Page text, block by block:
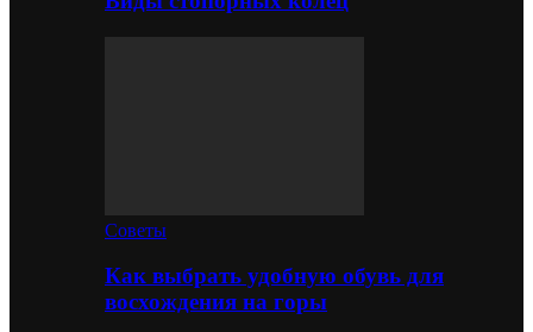
Советы
Как выбрать удобную обувь для
восхождения на горы